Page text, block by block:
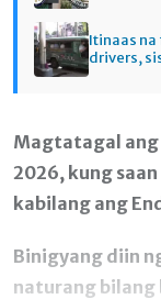
Itinaas na
drivers,
Magtatagal ang
2026, kung
kabilang ang
Binigyang diin
naturang bilang